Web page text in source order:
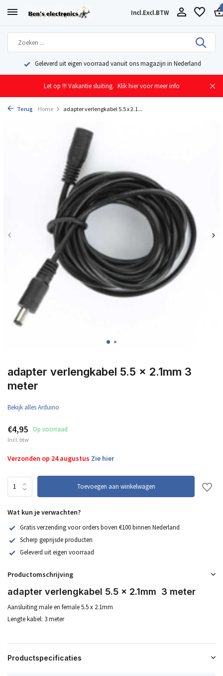
Incl.Excl.BTW
Geleverd uit eigen voorraad vanuit ons magazijn in Nederland
Let op !!! Vakantie sluiting. Klik hier voor meer info
Terug Home adapter verlengkabel 5.5 x 2.1...
adapter verlengkabel 5.5 x 2.1mm 3
meter
Bekijk alles Arduino
€4,95 Op voorraad
Incl. btw
Verzonden op 24 augustus Zie hier
Toevoegen aan winkelwagen
Wat kun je verwachten?
Gratis verzending voor orders boven €100 binnen Nederland
Scherp geprijsde producten
Geleverd uit eigen voorraad
Productomschrijving
adapter verlengkabel 5.5 x 2.1mm 3 meter
Aansluiting male en female 5.5 x 2.1mm
Lengte kabel: 3 meter
Productspecificaties